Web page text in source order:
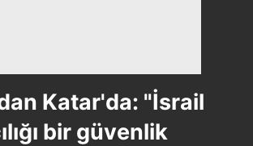
Katar'da: "İsrail
bir güvenlik